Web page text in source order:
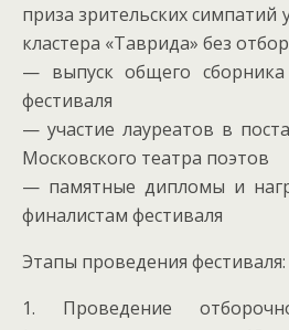
приза зрительских симпатий
кластера «Таврида» без
— выпуск общего сборника
фестиваля
— участие лауреатов в
Московского театра поэтов
— памятные дипломы и
финалистам фестиваля
Этапы проведения фестиваля:
1. Проведение